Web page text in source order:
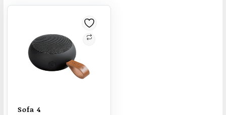
Sofa 4
Add to cart